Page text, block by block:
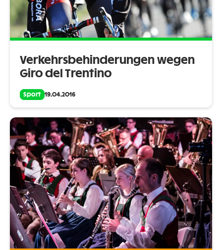
Verkehrsbehinderungen wegen
Giro del Trentino
Sport 19.04.2016